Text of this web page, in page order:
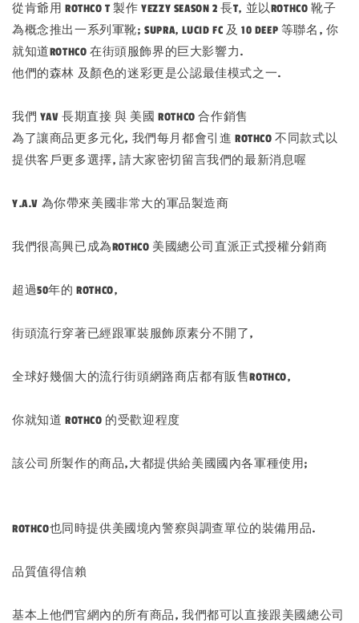
從肯爺用 ROTHCO T 製作 YEZZY SEASON 2 長T, 並以ROTHCO 靴子
為概念推出一系列軍靴; SUPRA, LUCID FC 及 10 DEEP 等聯名, 你
就知道ROTHCO 在街頭服飾界的巨大影響力.
他們的森林 及顏色的迷彩更是公認最佳模式之一.
我們 YAV 長期直接 與 美國 ROTHCO 合作銷售
為了讓商品更多元化, 我們每月都會引進 ROTHCO 不同款式以
提供客戶更多選擇, 請大家密切留言我們的最新消息喔
Y.A.V 為你帶來美國非常大的軍品製造商
我們很高興已成為ROTHCO 美國總公司直派正式授權分銷商
超過50年的 ROTHCO,
街頭流行穿著已經跟軍裝服飾原素分不開了,
全球好幾個大的流行街頭網路商店都有販售ROTHCO,
你就知道 ROTHCO 的受歡迎程度
該公司所製作的商品,大都提供給美國國內各軍種使用;
ROTHCO也同時提供美國境內警察與調查單位的裝備用品.
品質值得信賴
基本上他們官網內的所有商品, 我們都可以直接跟美國總公司